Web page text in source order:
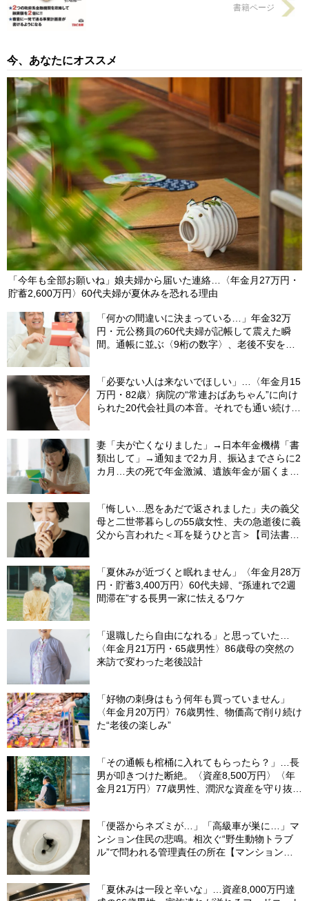
書籍ページ
今、あなたにオススメ
「今年も全部お願いね」娘夫婦から届いた連絡…〈年金月27万円・
貯蓄2,600万円〉60代夫婦が夏休みを恐れる理由
「何かの間違いに決まっている…」年金32万
円・元公務員の60代夫婦が記帳して震えた瞬
間。通帳に並ぶ〈9桁の数字〉、老後不安を一
「必要ない人は来ないでほしい」…〈年金月15
万円・82歳〉病院の“常連おばあちゃん”に向け
られた20代会社員の本音。それでも通い続ける
妻「夫が亡くなりました」→日本年金機構「書
類出して」→通知まで2カ月、振込までさらに2
カ月…夫の死で年金激減、遺族年金が届くまで
「悔しい…恩をあだで返されました」夫の義父
母と二世帯暮らしの55歳女性、夫の急逝後に義
父から言われた＜耳を疑うひと言＞【司法書士
「夏休みが近づくと眠れません」〈年金月28万
円・貯蓄3,400万円〉60代夫婦、“孫連れで2週
間滞在”する長男一家に怯えるワケ
「退職したら自由になれる」と思っていた…
〈年金月21万円・65歳男性〉86歳母の突然の
来訪で変わった老後設計
「好物の刺身はもう何年も買っていません」
〈年金月20万円〉76歳男性、物価高で削り続け
た“老後の楽しみ”
「その通帳も棺桶に入れてもらったら？」…長
男が叩きつけた断絶。〈資産8,500万円〉〈年
金月21万円〉77歳男性、潤沢な資産を守り抜い
「便器からネズミが…」「高級車が巣に…」マ
ンション住民の悲鳴。相次ぐ“野生動物トラブ
ル”で問われる管理責任の所在【マンション管
「夏休みは一段と辛いな」…資産8,000万円達